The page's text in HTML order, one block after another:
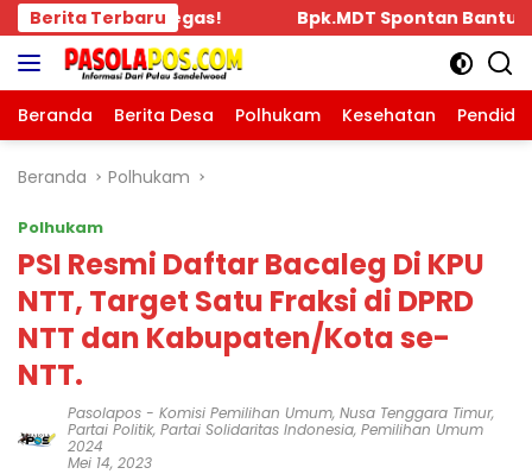
Langsung
ke
konten
Berita Terbaru
Spontan Bantu Rp.10 Juta, Kepada Pengurus KKBD
Beranda Berita Desa Polhukam Kesehatan
Beranda Polhukam
Polhukam
PSI Resmi Daftar Bacaleg Di KPU
NTT, Target Satu Fraksi di DPRD
NTT dan Kabupaten/Kota se-
NTT.
Pasolapos - Komisi Pemilihan Umum, Nusa Tenggara Timur,
Partai Politik, Partai Solidaritas Indonesia, Pemilihan Umum
2024
Mei 14, 2023